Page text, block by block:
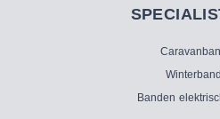
Banden